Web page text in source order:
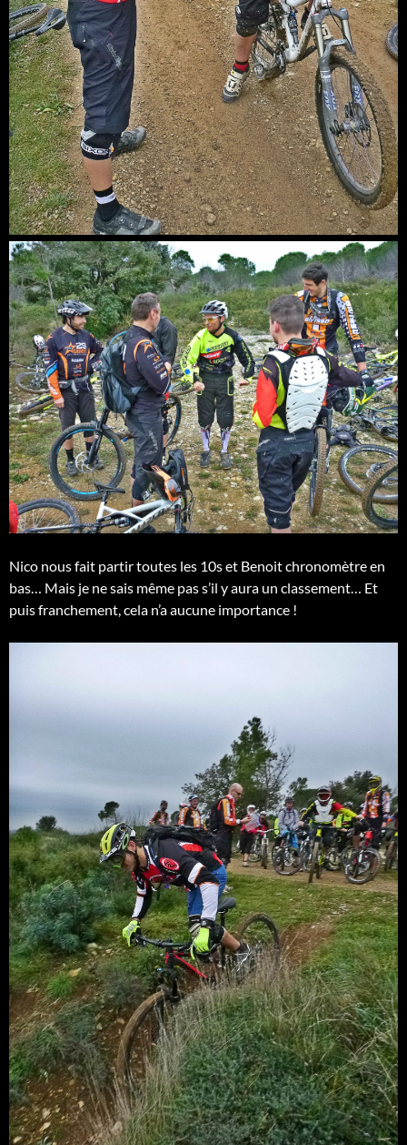
Nico nous fait partir toutes les 10s et Benoit chronomètre en
bas… Mais je ne sais même pas s’il y aura un classement… Et
puis franchement, cela n’a aucune importance !